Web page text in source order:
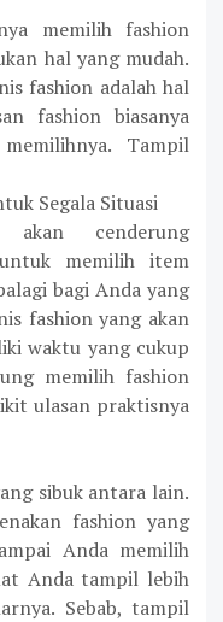
memilih fashion
hal yang mudah.
fashion adalah hal
fashion biasanya
Tampil
akan cenderung
memilih item
bagi Anda yang
fashion yang akan
waktu yang cukup
memilih fashion
ulasan praktisnya
sibuk antara lain.
fashion yang
Anda memilih
Anda tampil lebih
Sebab, tampil